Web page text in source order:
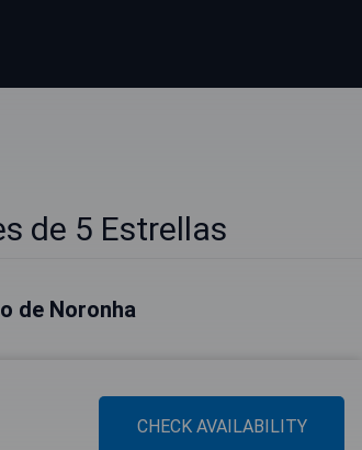
de 5 Estrellas
de Noronha
CHECK AVAILABILITY